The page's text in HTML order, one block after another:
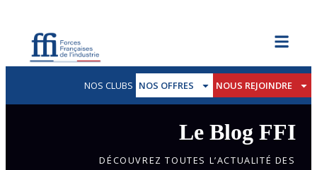
NOS CLUBS NOS OFFRES NOUS REJOINDRE
Le Blog FFI
DÉCOUVREZ TOUTES L’ACTUALITÉ DES